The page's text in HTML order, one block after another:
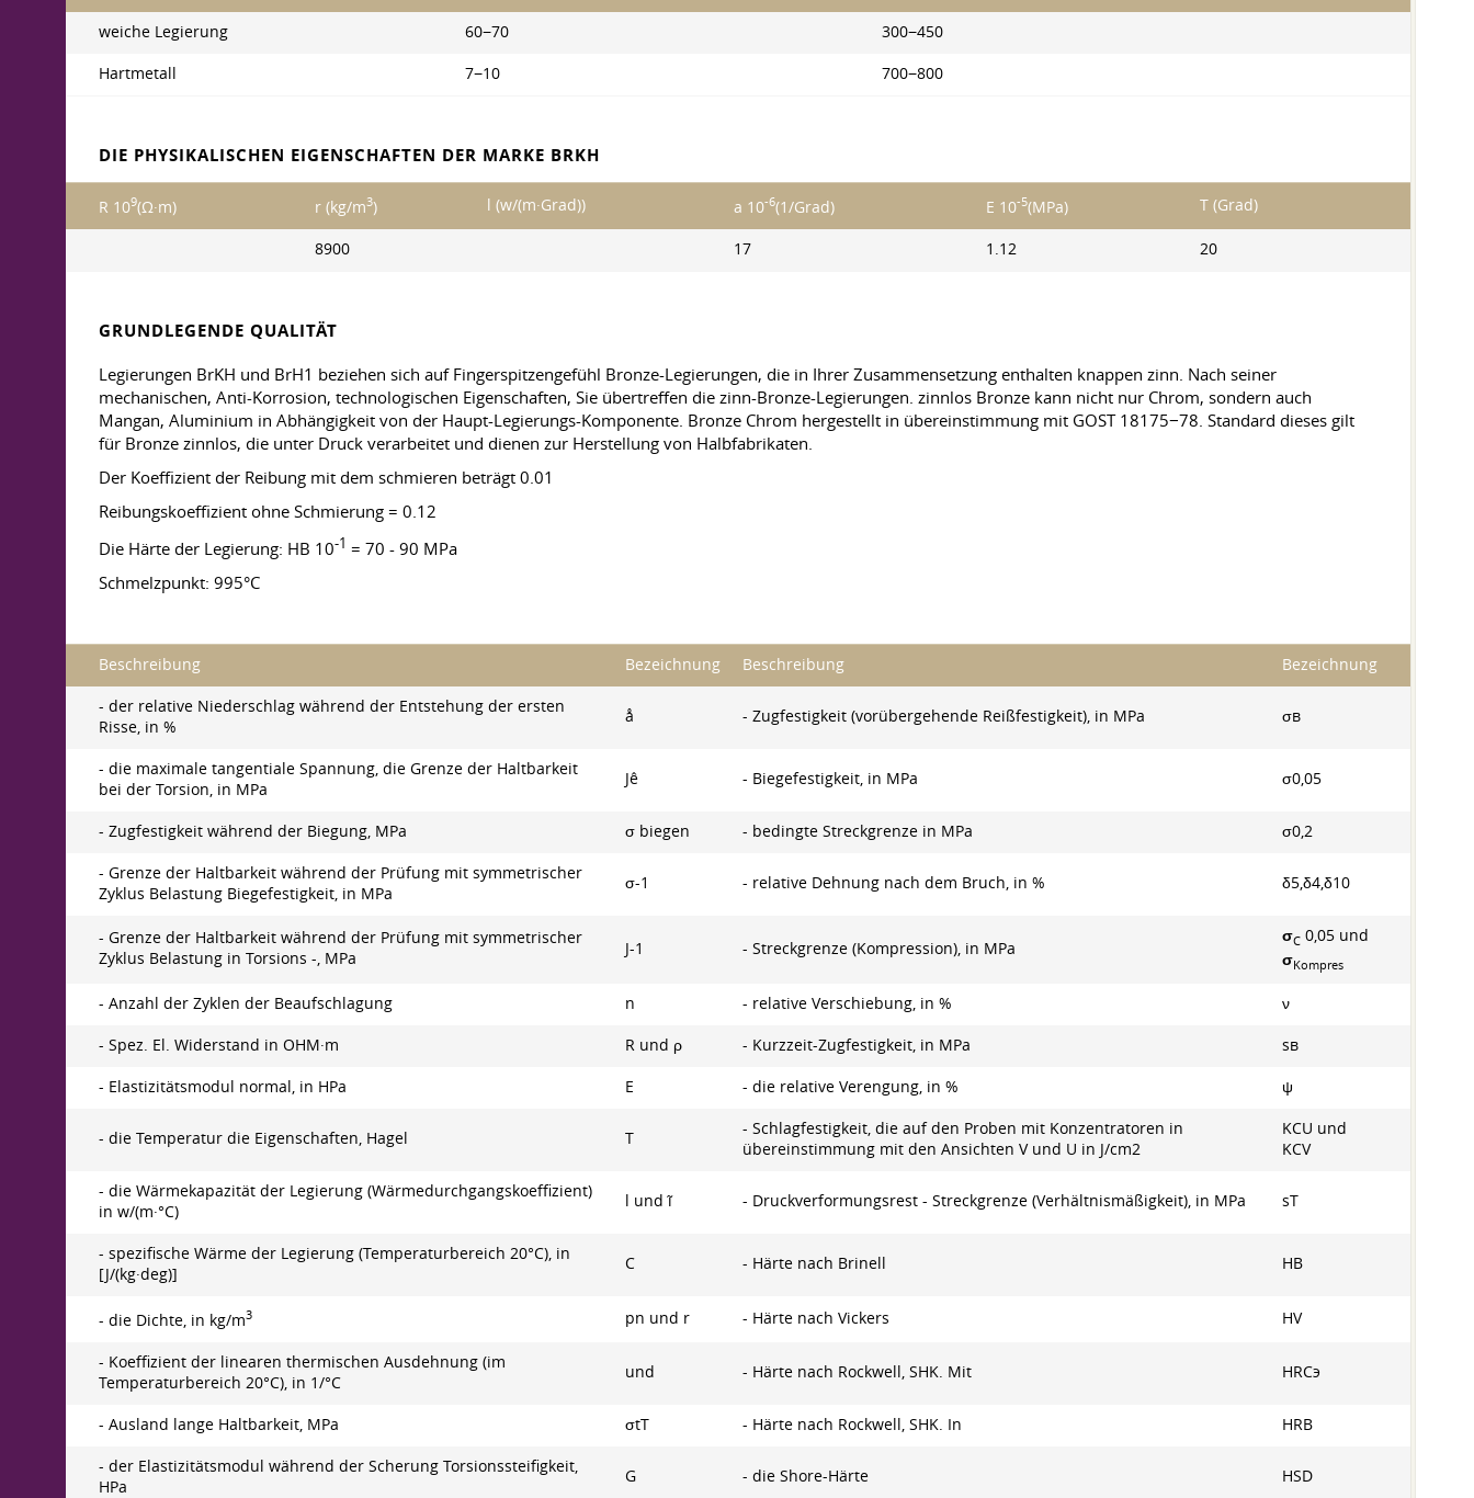
weiche Legierung 60−70 300−450
Hartmetall 7−10 700−800
DIE PHYSIKALISCHEN EIGENSCHAFTEN DER MARKE BRKH
R 109(Ω·m) r (kg/m3) l (w/(m·Grad)) a 10-6(1/Grad) E 10-5(MPa) T (Grad)
8900 17 1.12 20
GRUNDLEGENDE QUALITÄT
Legierungen BrKH und BrH1 beziehen sich auf Fingerspitzengefühl Bronze-Legierungen, die in Ihrer Zusammensetzung enthalten knappen zinn. Nach seiner
mechanischen, Anti-Korrosion, technologischen Eigenschaften, Sie übertreffen die zinn-Bronze-Legierungen. zinnlos Bronze kann nicht nur Chrom, sondern auch
Mangan, Aluminium in Abhängigkeit von der Haupt-Legierungs-Komponente. Bronze Chrom hergestellt in übereinstimmung mit GOST 18175−78. Standard dieses gilt
für Bronze zinnlos, die unter Druck verarbeitet und dienen zur Herstellung von Halbfabrikaten.
Der Koeffizient der Reibung mit dem schmieren beträgt 0.01
Reibungskoeffizient ohne Schmierung = 0.12
Die Härte der Legierung: HB 10-1 = 70 - 90 MPa
Schmelzpunkt: 995°C
Beschreibung Bezeichnung Beschreibung Bezeichnung
- der relative Niederschlag während der Entstehung der ersten
Risse, in %
å - Zugfestigkeit (vorübergehende Reißfestigkeit), in MPa σв
- die maximale tangentiale Spannung, die Grenze der Haltbarkeit
bei der Torsion, in MPa
Jê - Biegefestigkeit, in MPa σ0,05
- Zugfestigkeit während der Biegung, MPa σ biegen - bedingte Streckgrenze in MPa σ0,2
- Grenze der Haltbarkeit während der Prüfung mit symmetrischer
Zyklus Belastung Biegefestigkeit, in MPa
σ-1 - relative Dehnung nach dem Bruch, in % δ5,δ4,δ10
- Grenze der Haltbarkeit während der Prüfung mit symmetrischer
Zyklus Belastung in Torsions -, MPa
J-1 - Streckgrenze (Kompression), in MPa
σC 0,05 und
σKompres
- Anzahl der Zyklen der Beaufschlagung n - relative Verschiebung, in % ν
- Spez. El. Widerstand in OHM·m R und ρ - Kurzzeit-Zugfestigkeit, in MPa ѕв
- Elastizitätsmodul normal, in HPa E - die relative Verengung, in % ψ
- die Temperatur die Eigenschaften, Hagel T
- Schlagfestigkeit, die auf den Proben mit Konzentratoren in
übereinstimmung mit den Ansichten V und U in J/cm2
KCU und
KCV
- die Wärmekapazität der Legierung (Wärmedurchgangskoeffizient)
in w/(m·°C)
l und ĩ - Druckverformungsrest - Streckgrenze (Verhältnismäßigkeit), in MPa sT
- spezifische Wärme der Legierung (Temperaturbereich 20°C), in
[J/(kg·deg)]
C - Härte nach Brinell HB
- die Dichte, in kg/m3 pn und r - Härte nach Vickers HV
- Koeffizient der linearen thermischen Ausdehnung (im
Temperaturbereich 20°C), in 1/°C
und - Härte nach Rockwell, SHK. Mit HRCэ
- Ausland lange Haltbarkeit, MPa σtТ - Härte nach Rockwell, SHK. In HRB
- der Elastizitätsmodul während der Scherung Torsionssteifigkeit,
HPa
G - die Shore-Härte HSD